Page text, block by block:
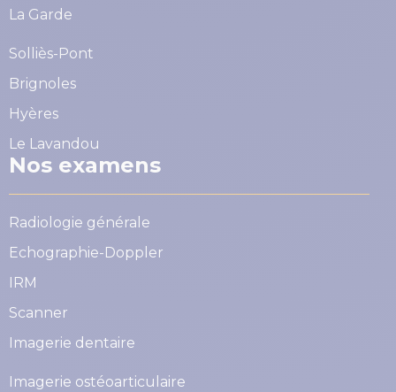
La Garde
Solliès-Pont
Brignoles
Hyères
Le Lavandou
Nos examens
Radiologie générale
Echographie-Doppler
IRM
Scanner
Imagerie dentaire
Imagerie ostéoarticulaire